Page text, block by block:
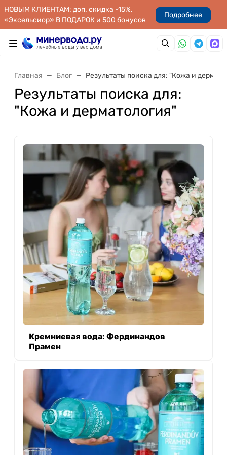
НОВЫМ КЛИЕНТАМ: доп. скидка -15%,
«Эксельсиор» В ПОДАРОК и 500 бонусов
Подробнее
Главная Блог Результаты поиска для: "Кожа и
Результаты поиска для:
"Кожа и дерматология"
Кремниевая вода: Фердинандов
Прамен